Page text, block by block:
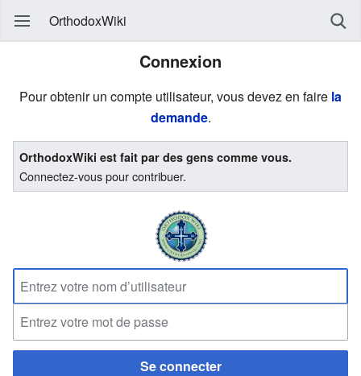
OrthodoxWiki
Connexion
Pour obtenir un compte utilisateur, vous devez en faire la
demande.
OrthodoxWiki est fait par des gens comme vous.
Connectez-vous pour contribuer.
Se connecter